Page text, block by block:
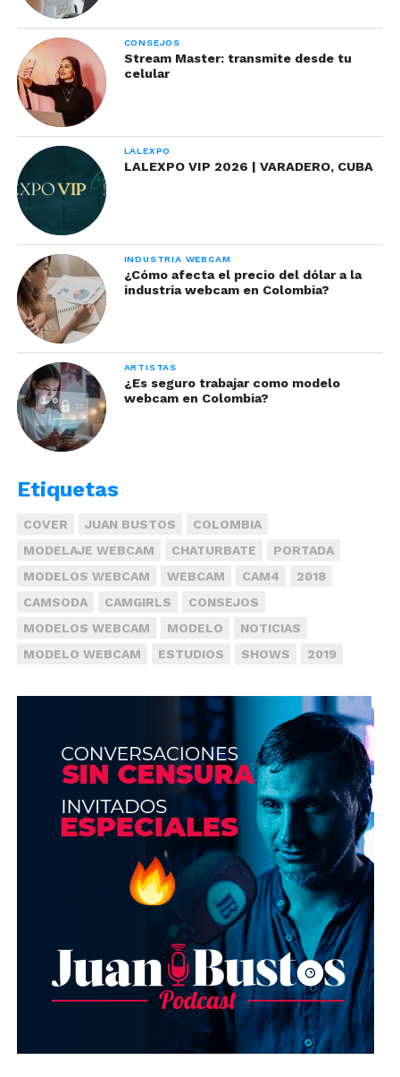
CONSEJOS
Stream Master: transmite desde tu
celular
LALEXPO
LALEXPO VIP 2026 | VARADERO, CUBA
INDUSTRIA WEBCAM
¿Cómo afecta el precio del dólar a la
industria webcam en Colombia?
ARTISTAS
¿Es seguro trabajar como modelo
webcam en Colombia?
Etiquetas
COVER JUAN BUSTOS
COLOMBIA
MODELAJE WEBCAM
CHATURBATE
PORTADA
MODELOS WEBCAM
WEBCAM CAM4
2018
CAMSODA
CAMGIRLS
CONSEJOS
MODELOS WEBCAM
MODELO
NOTICIAS
MODELO WEBCAM
ESTUDIOS SHOWS 2019